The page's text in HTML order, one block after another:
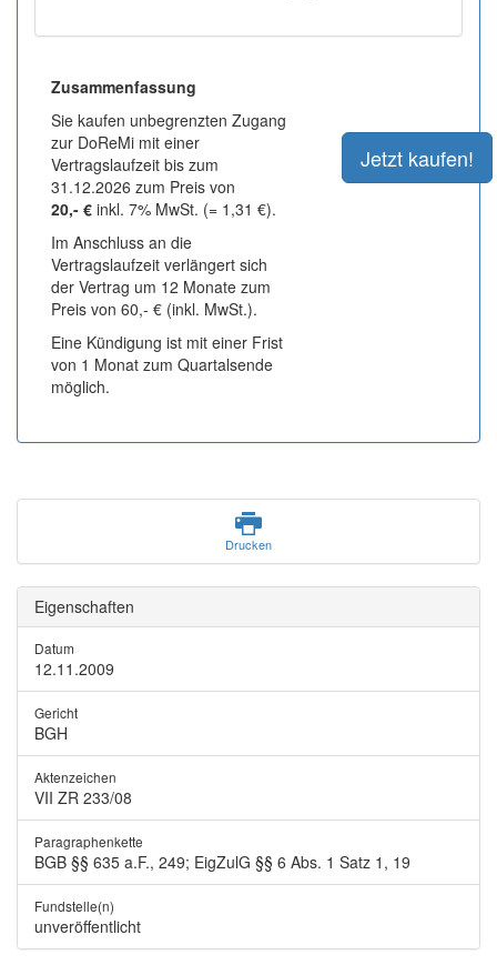
Zusammenfassung
Sie kaufen unbegrenzten Zugang
zur DoReMi mit einer
Vertragslaufzeit bis zum
31.12.2026 zum Preis von
20,- € inkl. 7% MwSt. (= 1,31 €).
Im Anschluss an die
Vertragslaufzeit verlängert sich
der Vertrag um 12 Monate zum
Preis von 60,- € (inkl. MwSt.).
Eine Kündigung ist mit einer Frist
von 1 Monat zum Quartalsende
möglich.
Drucken
Eigenschaften
Datum
12.11.2009
Gericht
BGH
Aktenzeichen
VII ZR 233/08
Paragraphenkette
BGB §§ 635 a.F., 249; EigZulG §§ 6 Abs. 1 Satz 1, 19
Fundstelle(n)
unveröffentlicht